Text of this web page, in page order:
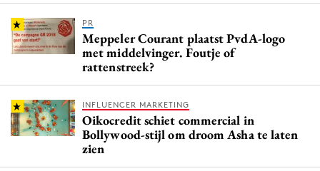
PR
Meppeler Courant plaatst PvdA-logo
met middelvinger. Foutje of
rattenstreek?
INFLUENCER MARKETING
Oikocredit schiet commercial in
Bollywood-stijl om droom Asha te laten
zien